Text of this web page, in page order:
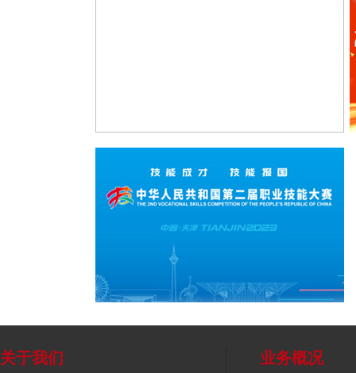
关于我们 业务概况